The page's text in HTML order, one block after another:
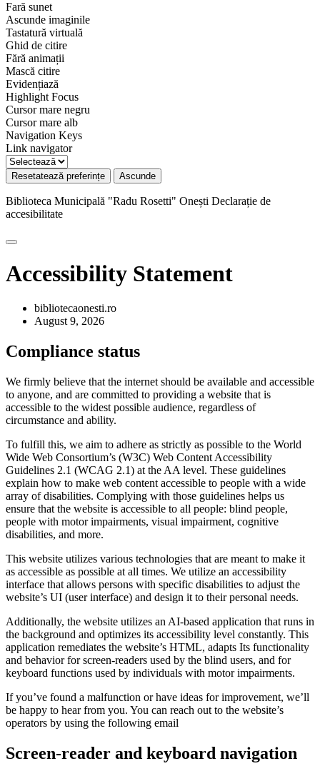
Fară sunet
Ascunde imaginile
Tastatură virtuală
Ghid de citire
Fără animații
Mască citire
Evidențiază
Highlight Focus
Cursor mare negru
Cursor mare alb
Navigation Keys
Link navigator
Resetatează preferințe Ascunde
Biblioteca Municipală "Radu Rosetti" Onești Declarație de
accesibilitate
Accessibility Statement
bibliotecaonesti.ro
August 9, 2026
Compliance status
We firmly believe that the internet should be available and accessible
to anyone, and are committed to providing a website that is
accessible to the widest possible audience, regardless of
circumstance and ability.
To fulfill this, we aim to adhere as strictly as possible to the World
Wide Web Consortium’s (W3C) Web Content Accessibility
Guidelines 2.1 (WCAG 2.1) at the AA level. These guidelines
explain how to make web content accessible to people with a wide
array of disabilities. Complying with those guidelines helps us
ensure that the website is accessible to all people: blind people,
people with motor impairments, visual impairment, cognitive
disabilities, and more.
This website utilizes various technologies that are meant to make it
as accessible as possible at all times. We utilize an accessibility
interface that allows persons with specific disabilities to adjust the
website’s UI (user interface) and design it to their personal needs.
Additionally, the website utilizes an AI-based application that runs in
the background and optimizes its accessibility level constantly. This
application remediates the website’s HTML, adapts Its functionality
and behavior for screen-readers used by the blind users, and for
keyboard functions used by individuals with motor impairments.
If you’ve found a malfunction or have ideas for improvement, we’ll
be happy to hear from you. You can reach out to the website’s
operators by using the following email
Screen-reader and keyboard navigation